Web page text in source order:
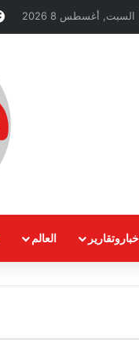
السبت, أغسطس 8 2026
العالم